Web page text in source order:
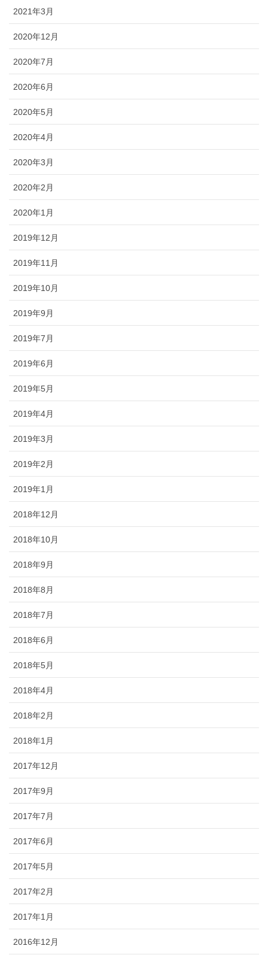
2021年3月
2020年12月
2020年7月
2020年6月
2020年5月
2020年4月
2020年3月
2020年2月
2020年1月
2019年12月
2019年11月
2019年10月
2019年9月
2019年7月
2019年6月
2019年5月
2019年4月
2019年3月
2019年2月
2019年1月
2018年12月
2018年10月
2018年9月
2018年8月
2018年7月
2018年6月
2018年5月
2018年4月
2018年2月
2018年1月
2017年12月
2017年9月
2017年7月
2017年6月
2017年5月
2017年2月
2017年1月
2016年12月